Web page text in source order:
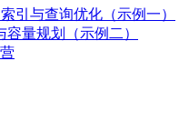
引与查询优化（示例一）
容量规划（示例二）